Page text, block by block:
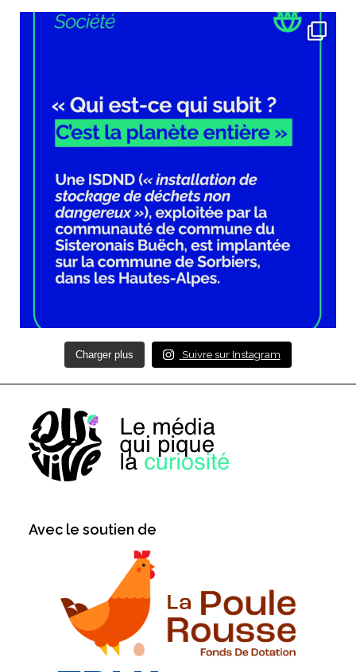
Charger plus Suivre sur Instagram
Avec le soutien de